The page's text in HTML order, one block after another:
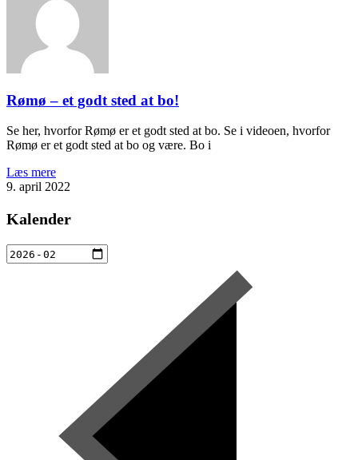
Rømø – et godt sted at bo!
Se her, hvorfor Rømø er et godt sted at bo. Se i videoen, hvorfor
Rømø er et godt sted at bo og være. Bo i
Læs mere
9. april 2022
Kalender